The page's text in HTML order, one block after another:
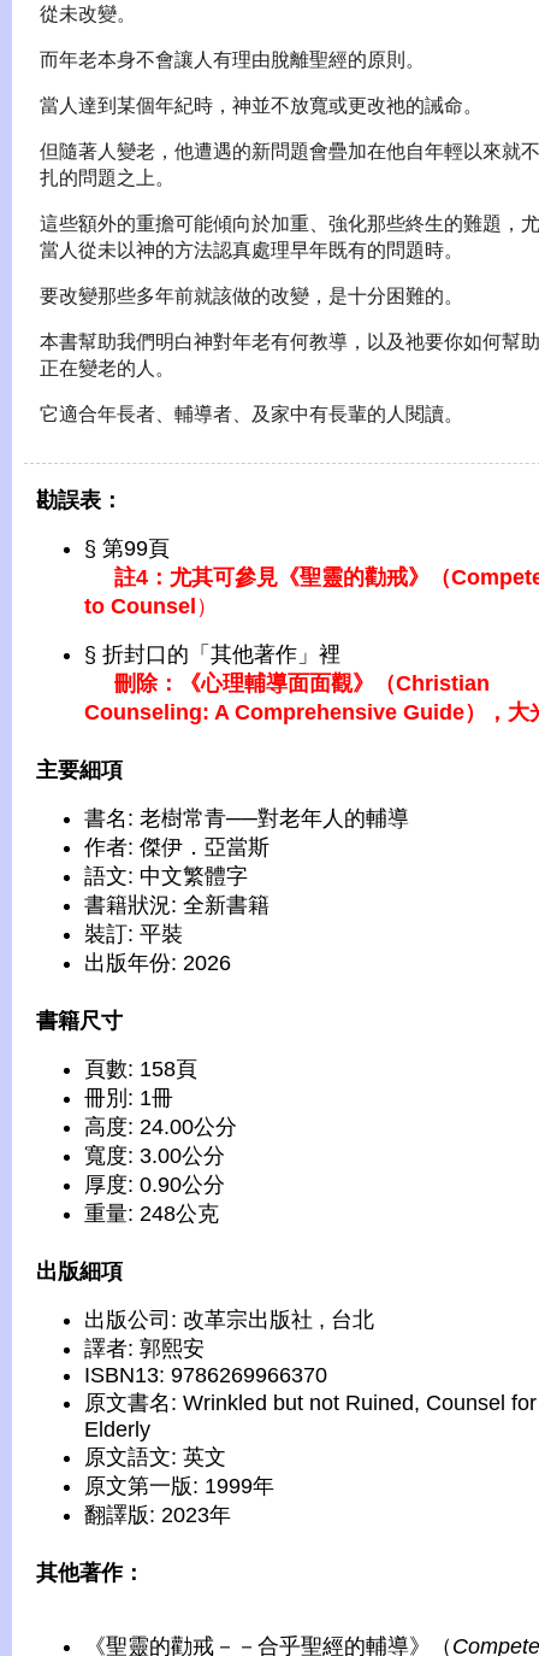
從未改變。
而年老本身不會讓人有理由脫離聖經的原則。
當人達到某個年紀時，神並不放寬或更改祂的誡命。
但隨著人變老，他遭遇的新問題會疊加在他自年輕以來就
扎的問題之上。
這些額外的重擔可能傾向於加重、強化那些終生的難題，
當人從未以神的方法認真處理早年既有的問題時。
要改變那些多年前就該做的改變，是十分困難的。
本書幫助我們明白神對年老有何教導，以及祂要你如何幫
正在變老的人。
它適合年長者、輔導者、及家中有長輩的人閱讀。
勘誤表：
§ 第99頁
註4：尤其可參見《聖靈的勸戒》（
to Counsel ）
§ 折封口的「其他著作」裡
刪除：《心理輔導面面觀》（Christian
Counseling: A Comprehensive Guide），大
主要細項
書名: 老樹常青──對老年人的輔導
作者: 傑伊．亞當斯
語文: 中文繁體字
書籍狀況: 全新書籍
裝訂: 平裝
出版年份: 2026
書籍尺寸
頁數: 158頁
冊別: 1冊
高度: 24.00公分
寬度: 3.00公分
厚度: 0.90公分
重量: 248公克
出版細項
出版公司: 改革宗出版社 , 台北
譯者: 郭熙安
ISBN13: 9786269966370
原文書名: Wrinkled but not Ruined, Counsel
Elderly
原文語文: 英文
原文第一版: 1999年
翻譯版: 2023年
其他著作：
《聖靈的勸戒－－合乎聖經的輔導》（